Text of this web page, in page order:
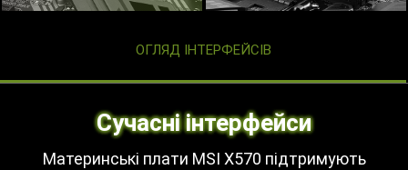
ОГЛЯД ІНТЕРФЕЙСІВ
Сучасні інтерфейси
Материнські плати MSI X570 підтримують